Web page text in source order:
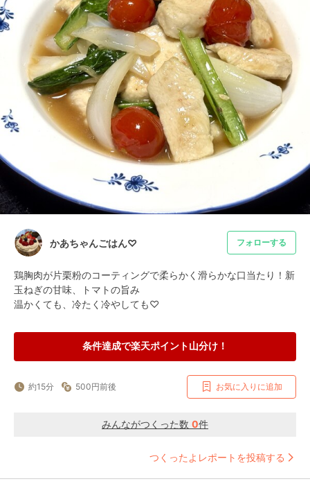
かあちゃんごはん♡ フォローする
鶏胸肉が片栗粉のコーティングで柔らかく滑らかな口当たり！新
玉ねぎの甘味、トマトの旨み
温かくても、冷たく冷やしても♡
条件達成で楽天ポイント山分け！
約15分 500円前後 お気に入りに追加
みんながつくった数 0件
つくったよレポートを投稿する